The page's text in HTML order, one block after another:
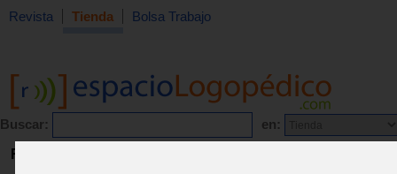
Revista Tienda Bolsa Trabajo
Buscar: en:
Revista